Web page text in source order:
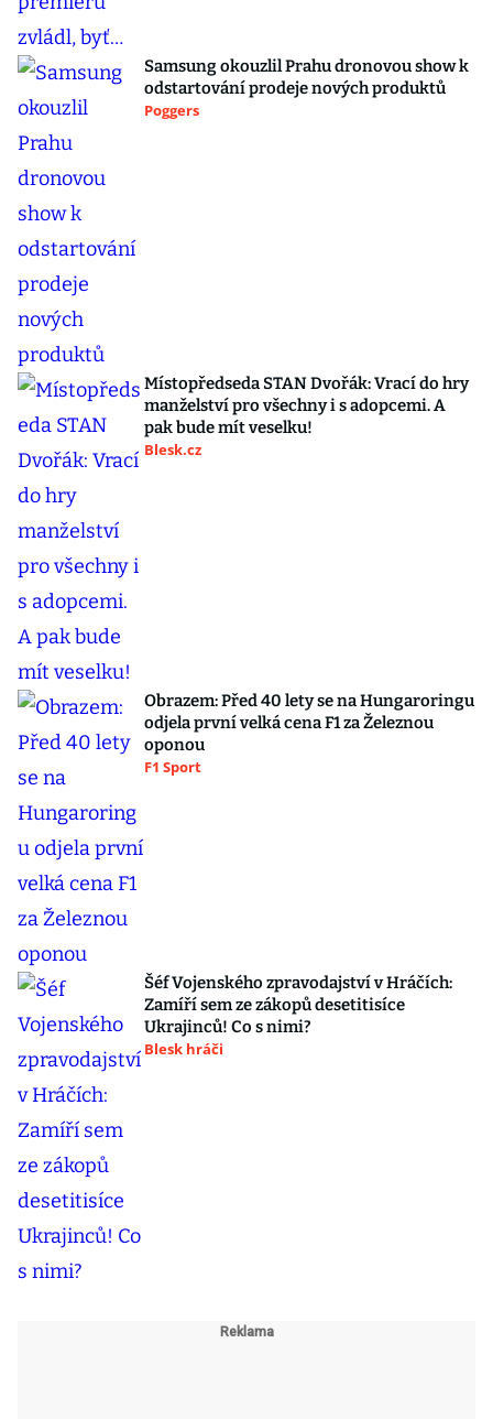
Samsung okouzlil Prahu dronovou show k
odstartování prodeje nových produktů
Poggers
Místopředseda STAN Dvořák: Vrací do hry
manželství pro všechny i s adopcemi. A
pak bude mít veselku!
Blesk.cz
Obrazem: Před 40 lety se na Hungaroringu
odjela první velká cena F1 za Železnou
oponou
F1 Sport
Šéf Vojenského zpravodajství v Hráčích:
Zamíří sem ze zákopů desetitisíce
Ukrajinců! Co s nimi?
Blesk hráči